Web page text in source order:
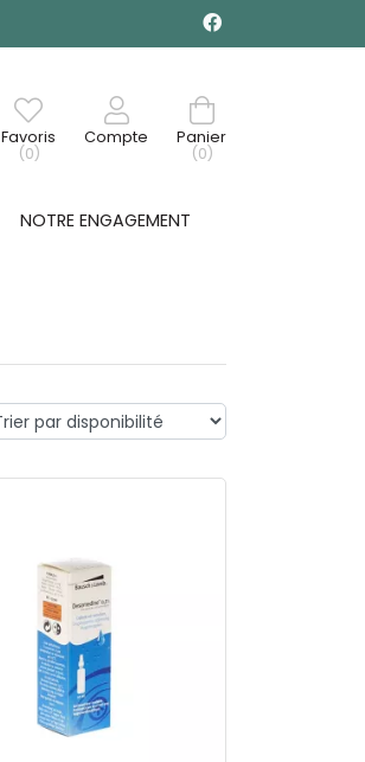
Favoris
(0)
Compte
Panier
(0)
NOTRE ENGAGEMENT